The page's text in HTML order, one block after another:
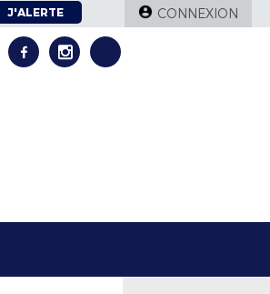
J'ALERTE CONNEXION